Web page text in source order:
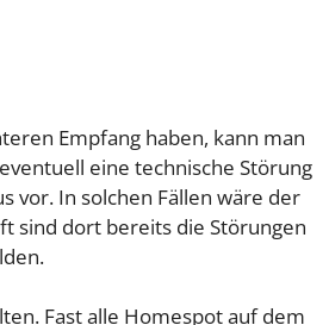
Empfang haben, kann man
eine technische Störung
vor. In solchen Fällen wäre der
sind dort bereits die Störungen
Fast alle Homespot auf dem